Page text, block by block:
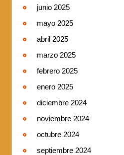
junio 2025
mayo 2025
abril 2025
marzo 2025
febrero 2025
enero 2025
diciembre 2024
noviembre 2024
octubre 2024
septiembre 2024